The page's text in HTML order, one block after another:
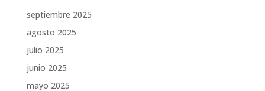
septiembre 2025
agosto 2025
julio 2025
junio 2025
mayo 2025